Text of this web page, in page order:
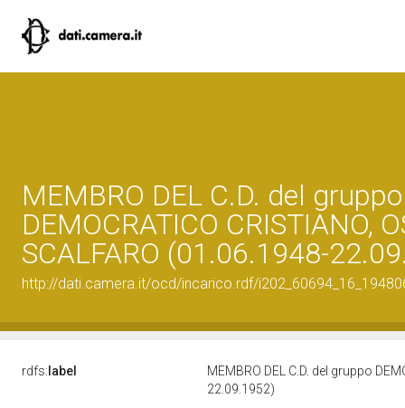
MEMBRO DEL C.D. del gruppo
DEMOCRATICO CRISTIANO,
SCALFARO (01.06.1948-
http://dati.camera.it/ocd/incarico.rdf/
rdfs: label
MEMBRO DEL C.D. del gruppo
22.09.1952)